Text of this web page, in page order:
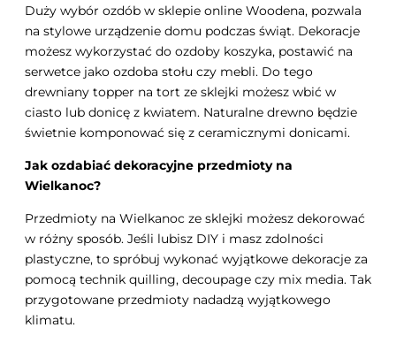
Duży wybór ozdób w sklepie online Woodena, pozwala
na stylowe urządzenie domu podczas świąt. Dekoracje
możesz wykorzystać do ozdoby koszyka, postawić na
serwetce jako ozdoba stołu czy mebli. Do tego
drewniany topper na tort ze sklejki możesz wbić w
ciasto lub donicę z kwiatem. Naturalne drewno będzie
świetnie komponować się z ceramicznymi donicami.
Jak ozdabiać dekoracyjne przedmioty na
Wielkanoc?
Przedmioty na Wielkanoc ze sklejki możesz dekorować
w różny sposób. Jeśli lubisz DIY i masz zdolności
plastyczne, to spróbuj wykonać wyjątkowe dekoracje za
pomocą technik quilling, decoupage czy mix media. Tak
przygotowane przedmioty nadadzą wyjątkowego
klimatu.